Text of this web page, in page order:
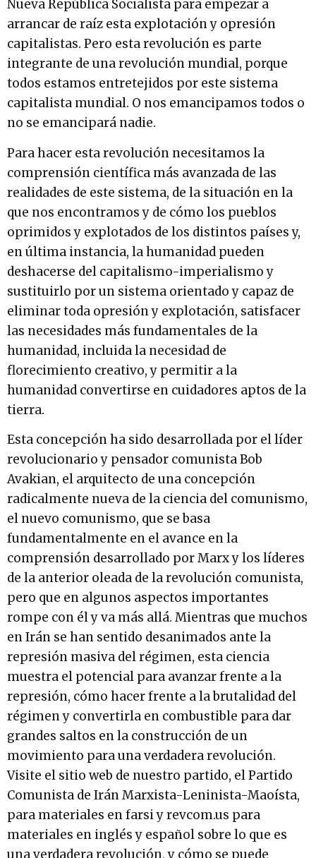
Nueva República Socialista para empezar a
arrancar de raíz esta explotación y opresión
capitalistas. Pero esta revolución es parte
integrante de una revolución mundial, porque
todos estamos entretejidos por este sistema
capitalista mundial. O nos emancipamos todos o
no se emancipará nadie.
Para hacer esta revolución necesitamos la
comprensión científica más avanzada de las
realidades de este sistema, de la situación en la
que nos encontramos y de cómo los pueblos
oprimidos y explotados de los distintos países y,
en última instancia, la humanidad pueden
deshacerse del capitalismo-imperialismo y
sustituirlo por un sistema orientado y capaz de
eliminar toda opresión y explotación, satisfacer
las necesidades más fundamentales de la
humanidad, incluida la necesidad de
florecimiento creativo, y permitir a la
humanidad convertirse en cuidadores aptos de la
tierra.
Esta concepción ha sido desarrollada por el líder
revolucionario y pensador comunista Bob
Avakian, el arquitecto de una concepción
radicalmente nueva de la ciencia del comunismo,
el nuevo comunismo, que se basa
fundamentalmente en el avance en la
comprensión desarrollado por Marx y los líderes
de la anterior oleada de la revolución comunista,
pero que en algunos aspectos importantes
rompe con él y va más allá. Mientras que muchos
en Irán se han sentido desanimados ante la
represión masiva del régimen, esta ciencia
muestra el potencial para avanzar frente a la
represión, cómo hacer frente a la brutalidad del
régimen y convertirla en combustible para dar
grandes saltos en la construcción de un
movimiento para una verdadera revolución.
Visite el sitio web de nuestro partido, el Partido
Comunista de Irán Marxista-Leninista-Maoísta,
para materiales en farsi y revcom.us para
materiales en inglés y español sobre lo que es
una verdadera revolución, y cómo se puede